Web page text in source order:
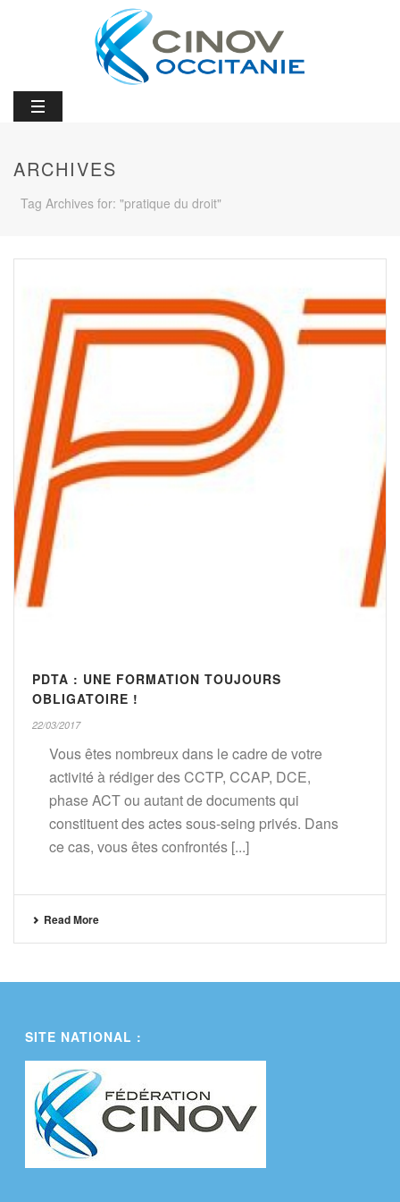
ARCHIVES
Tag Archives for: "pratique du droit"
PDTA : UNE FORMATION TOUJOURS
OBLIGATOIRE !
22/03/2017
Vous êtes nombreux dans le cadre de votre
activité à rédiger des CCTP, CCAP, DCE,
phase ACT ou autant de documents qui
constituent des actes sous-seing privés. Dans
ce cas, vous êtes confrontés [...]
Read More
SITE NATIONAL :